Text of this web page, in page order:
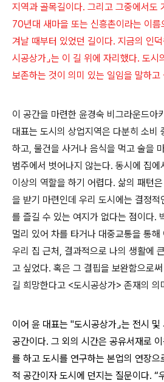
지역과 골목길이다. 그리고 그중에서도
70년대 새마을 또는 신흥촌이라는 이
겨날 때부터 있었던 길이다. 지금의 인
시공상가⌟는 이 길 위에 자리했다. 도시
보존하는 것이 의미 있는 일임을 말하고
이 공간을 마련한 윤경숙 비그라운드아
대표는 도시의 상업지역은 다분히 소비
하고, 물건을 사거나 음식을 먹고 술을
범주에서 벗어나지 않는다. 동시에 집에
이상의 역할을 하기 어렵다. 삶의 패턴
을 받기 마련인데 우리 도시에는 결정적
를 즐길 수 있는 여지가 없다는 점이다.
멀리 있어 차를 타거나 대중교통을 통해
우리 집 근처, 결과적으로 나의 생활에
고 싶었다. 혹은 그 결핍을 보완함으로
길 희망한다고 <도시공상가> 존재의 의
이어 윤 대표는 "도시공상가⌟는 전시
공간이다. 그 외의 시간은 공유서재로
를 하고 도시를 연구하는 본업의 연장으
적 공간이자 도시에 던지는 질문이다. “